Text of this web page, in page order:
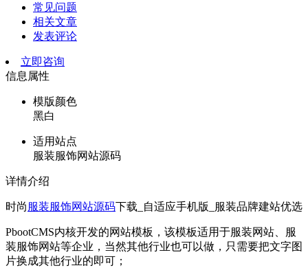
常见问题
相关文章
发表评论
立即咨询
信息属性
模版颜色
黑白
适用站点
服装服饰网站源码
详情介绍
时尚 服装服饰网站源码下载_自适应手机版_服装品牌建站优选
PbootCMS内核开发的网站模板，该模板适用于服装网站、服
装服饰网站等企业，当然其他行业也可以做，只需要把文字图
片换成其他行业的即可；